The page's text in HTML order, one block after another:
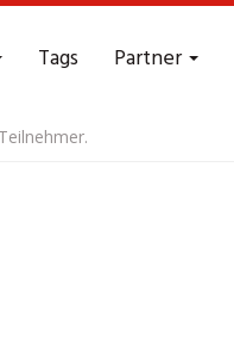
Tags Partner